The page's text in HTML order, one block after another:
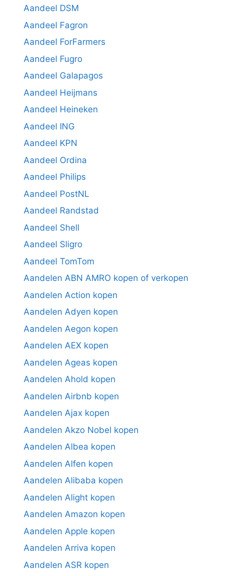
Aandeel DSM
Aandeel Fagron
Aandeel ForFarmers
Aandeel Fugro
Aandeel Galapagos
Aandeel Heijmans
Aandeel Heineken
Aandeel ING
Aandeel KPN
Aandeel Ordina
Aandeel Philips
Aandeel PostNL
Aandeel Randstad
Aandeel Shell
Aandeel Sligro
Aandeel TomTom
Aandelen ABN AMRO kopen of verkopen
Aandelen Action kopen
Aandelen Adyen kopen
Aandelen Aegon kopen
Aandelen AEX kopen
Aandelen Ageas kopen
Aandelen Ahold kopen
Aandelen Airbnb kopen
Aandelen Ajax kopen
Aandelen Akzo Nobel kopen
Aandelen Albea kopen
Aandelen Alfen kopen
Aandelen Alibaba kopen
Aandelen Alight kopen
Aandelen Amazon kopen
Aandelen Apple kopen
Aandelen Arriva kopen
Aandelen ASR kopen